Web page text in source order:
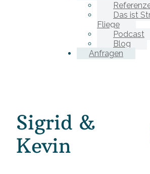
Das ist
Fliege
Podcast
Blog
Anfragen
Sigrid &
Kevin